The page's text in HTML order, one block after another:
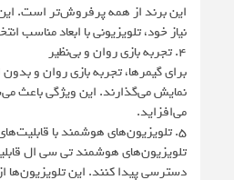
این برند از همه پرفروش‌تر است. این
نیاز خود، تلویزیونی با ابعاد مناسب
۴. تجربه بازی روان و بی‌نظیر
نمایش می‌گذارند. این ویژگی باعث
می‌افزاید.
۵. تلویزیون‌های هوشمند با قابلیت‌های فراوان
تلویزیون‌های هوشمند تی سی ال